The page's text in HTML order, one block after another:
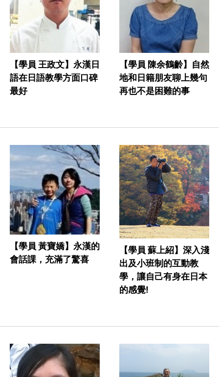
【學員 王政文】永漢日
語在日語教學方面口碑
最好
【學員 陳余鶴齡】自然
地和日籍朋友聊上幾句
再也不是困難的事
【學員 黃寶嬌】永漢的
會話課，充滿了驚喜
【學員 蘇上紹】深入淺
出及小班制的互動教
學，讓自己有身在日本
的感覺!